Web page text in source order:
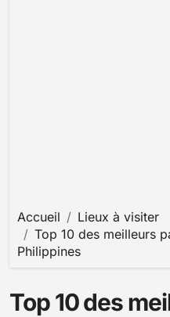
Accueil
Lieux à visiter
Top 10 des meilleurs
Philippines
Top 10 des